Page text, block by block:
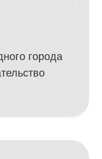
города